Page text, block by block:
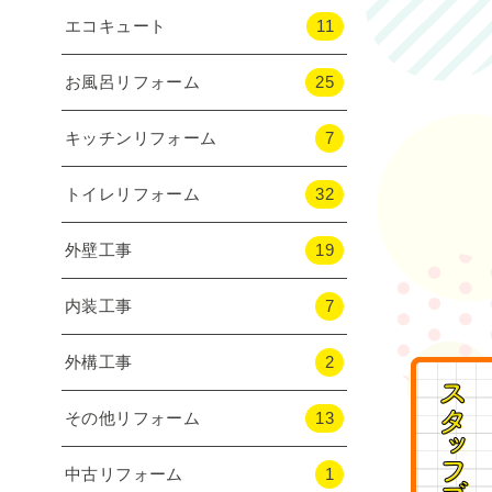
エコキュート 11
お風呂リフォーム 25
キッチンリフォーム 7
トイレリフォーム 32
外壁工事 19
内装工事 7
外構工事 2
その他リフォーム 13
中古リフォーム 1